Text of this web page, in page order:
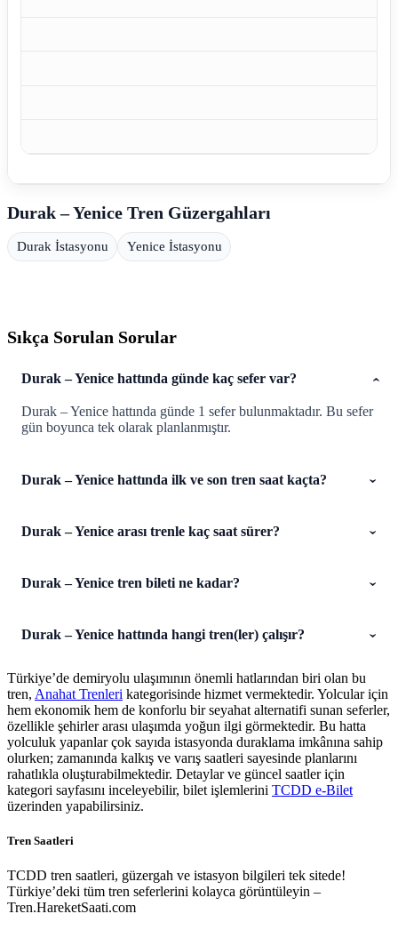
Durak – Yenice Tren Güzergahları
Durak İstasyonu Yenice İstasyonu
Sıkça Sorulan Sorular
Durak – Yenice hattında günde kaç sefer var?
Durak – Yenice hattında günde 1 sefer bulunmaktadır. Bu sefer
gün boyunca tek olarak planlanmıştır.
Durak – Yenice hattında ilk ve son tren saat kaçta?
Durak – Yenice arası trenle kaç saat sürer?
Durak – Yenice tren bileti ne kadar?
Durak – Yenice hattında hangi tren(ler) çalışır?
Türkiye’de demiryolu ulaşımının önemli hatlarından biri olan bu
tren, Anahat Trenleri kategorisinde hizmet vermektedir. Yolcular için
hem ekonomik hem de konforlu bir seyahat alternatifi sunan seferler,
özellikle şehirler arası ulaşımda yoğun ilgi görmektedir. Bu hatta
yolculuk yapanlar çok sayıda istasyonda duraklama imkânına sahip
olurken; zamanında kalkış ve varış saatleri sayesinde planlarını
rahatlıkla oluşturabilmektedir. Detaylar ve güncel saatler için
kategori sayfasını inceleyebilir, bilet işlemlerini TCDD e-Bilet
üzerinden yapabilirsiniz.
Tren Saatleri
TCDD tren saatleri, güzergah ve istasyon bilgileri tek sitede!
Türkiye’deki tüm tren seferlerini kolayca görüntüleyin –
Tren.HareketSaati.com